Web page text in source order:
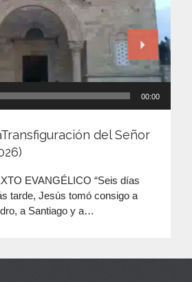
00:00
del Señor
EVANGÉLICO “Seis días
tarde, Jesús tomó consigo a
a Santiago y a…